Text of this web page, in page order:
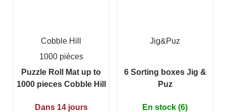
Cobble Hill
1000 pièces
Puzzle Roll Mat up to
1000 pieces Cobble Hill
Dans 14 jours
Jig&Puz
6 Sorting boxes Jig &
Puz
En stock (6)